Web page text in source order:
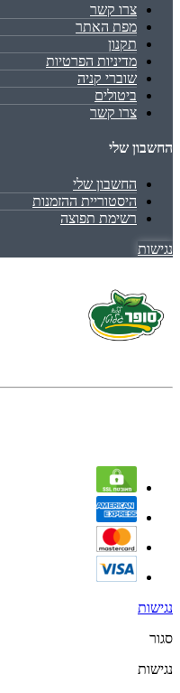
צרו קשר
מפת האתר
תקנון
מדיניות הפרטיות
שוברי קניה
ביטולים
צרו קשר
החשבון שלי
החשבון שלי
היסטוריית ההזמנות
רשימת תפוצה
נגישות
נגישות
סגור
נגישות